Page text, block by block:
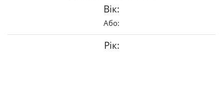
Вік:
Або:
Рiк: